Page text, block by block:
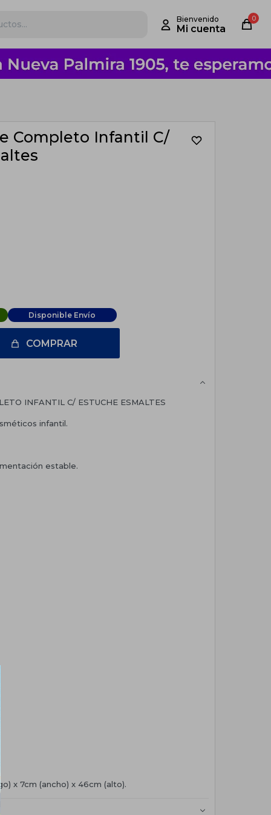
0
Completo Infantil C/
Disponible Envío
COMPRAR
INFANTIL C/ ESTUCHE ESMALTES
infantil.
estable.
x 7cm (ancho) x 46cm (alto).